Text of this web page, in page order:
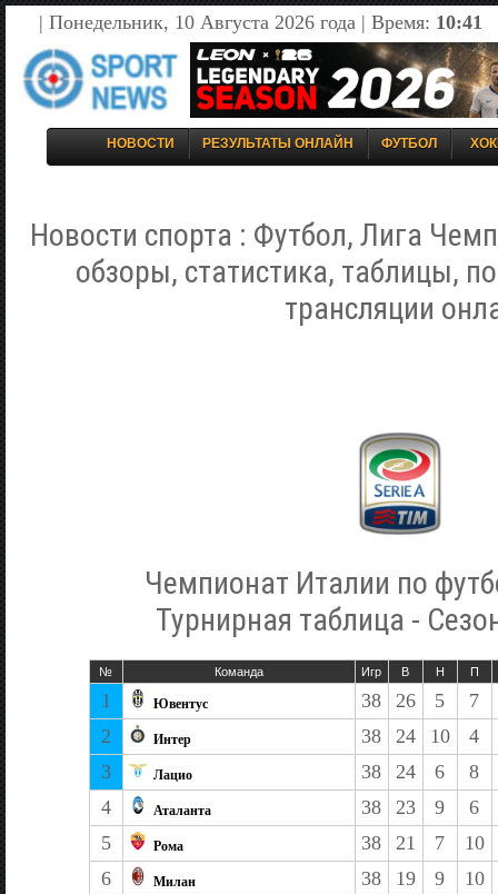
| Понедельник, 10 Августа 2026 года | Время: 10:41
НОВОСТИ РЕЗУЛЬТАТЫ ОНЛАЙН ФУТБОЛ
Новости спорта : Футбол, Лига
обзоры, статистика, таблицы,
трансляции
Чемпионат Италии по
Турнирная таблица -
№ Команда Игр В Н П
1 Ювентус 38 26 5
7
2
Интер 38 24 10
4
3
Лацио 38 24 6
8
4
Аталанта 38 23 9
6
5
Рома 38 21 7
10
6
Милан 38 19 9
10